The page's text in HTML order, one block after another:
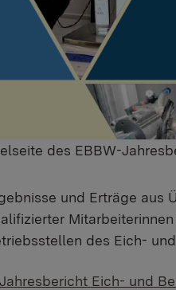
des EBBW-
und Erträge aus
des Eich-
Jahresbericht Eich- und